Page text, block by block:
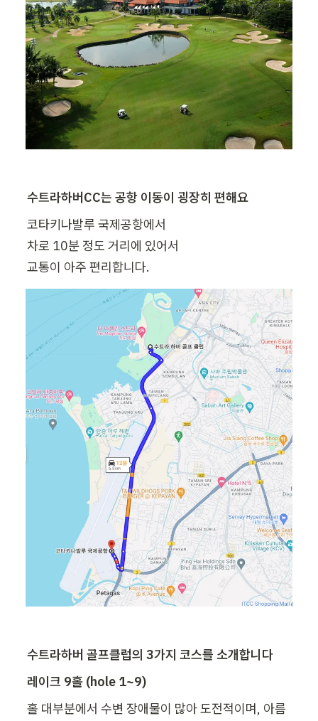
수트라하버CC는 공항 이동이 굉장히 편해요
코타키나발루 국제공항에서
차로 10분 정도 거리에 있어서
교통이 아주 편리합니다.
수트라하버 골프클럽의 3가지 코스를 소개합니다
레이크 9홀 (hole 1~9)
홀 대부분에서 수변 장애물이 많아 도전적이며, 아름